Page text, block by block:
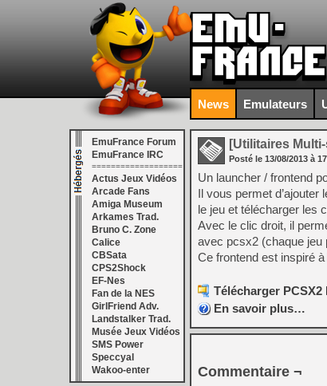
News Emulateurs
EmuFrance Forum
EmuFrance IRC
===================
Actus Jeux Vidéos
Arcade Fans
Amiga Museum
Arkames Trad.
Bruno C. Zone
Calice
CBSata
CPS2Shock
EF-Nes
Fan de la NES
GirlFriend Adv.
Landstalker Trad.
Musée Jeux Vidéos
SMS Power
Speccyal
Wakoo-enter
[Utilitaires
Posté le 13/08/2013 à
Un launcher / frontend
Il vous permet d’ajouter
le jeu et télécharger les
Avec le clic droit, il
avec pcsx2 (chaque jeu
Ce frontend est inspiré
Télécharger PCSX2
En savoir plus…
Commentaire ¬